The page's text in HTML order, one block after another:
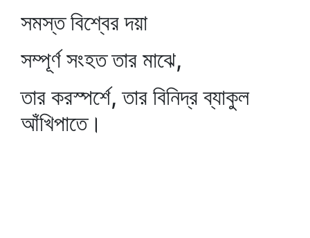
সমস্ত বিশ্বের দয়া
সম্পূর্ণ সংহত তার মাঝে,
তার করস্পর্শে, তার বিনিদ্র ব্যাকুল
আঁখিপাতে।